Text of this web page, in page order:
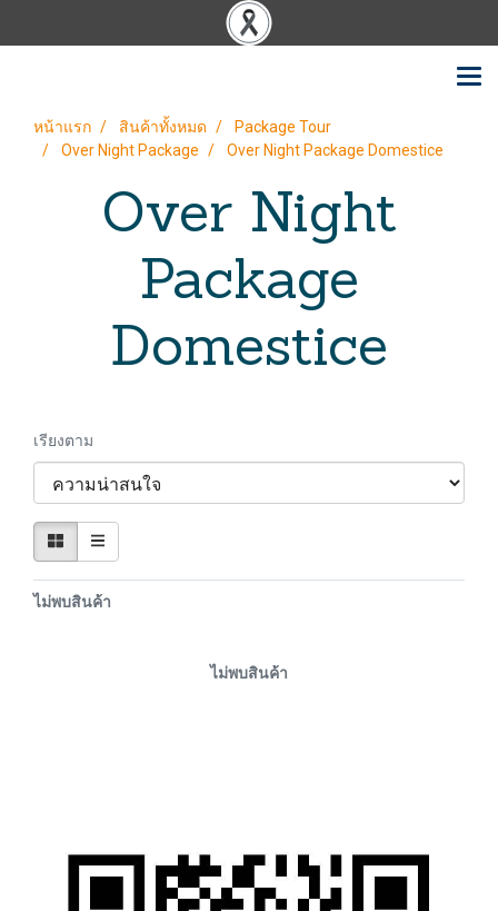
หน้าแรก สินค้าทั้งหมด
Package Tour
Over Night Package
Over Night Package Domestice
Over Night
Package
Domestice
เรียงตาม
ไม่พบสินค้า
ไม่พบสินค้า